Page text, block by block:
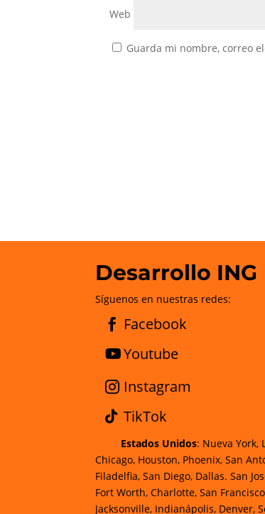
Web
Guarda mi nombre, correo
Desarrollo ING
Síguenos en nuestras redes:
Facebook
Youtube
Instagram
TikTok
Estados Unidos: Nueva York,
Chicago, Houston, Phoenix, San
Filadelfia, San Diego, Dallas. San
Fort Worth, Charlotte, San
Jacksonville, Indianápolis, Denver,